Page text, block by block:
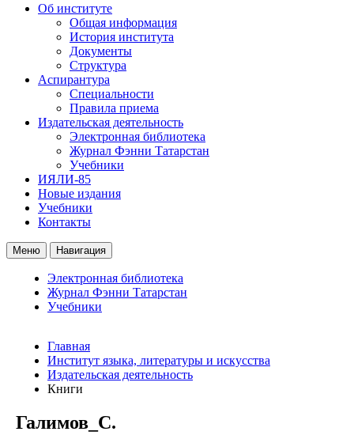
Об институте
Общая информация
История института
Документы
Структура
Аспирантура
Специальности
Правила приема
Издательская деятельность
Электронная библиотека
Журнал Фэнни Татарстан
Учебники
ИЯЛИ-85
Новые издания
Учебники
Контакты
Меню Навигация
Электронная библиотека
Журнал Фэнни Татарстан
Учебники
Главная
Институт языка, литературы и искусства
Издательская деятельность
Книги
Галимов_С.